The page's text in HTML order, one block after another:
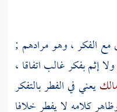
مع الفكر ، وهو مرادهم ;
إثم بفكر غالب اتفاقا ،
يعني في الفطر بالتفكر
كلامه لا يفطر خلافا